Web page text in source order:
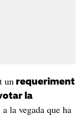
un requeriment
la
la vegada que ha